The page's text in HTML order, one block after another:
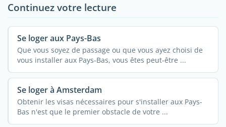
Continuez votre lecture
Se loger aux Pays-Bas
Que vous soyez de passage ou que vous ayez choisi de
vous installer aux Pays-Bas, vous êtes peut-être ...
Se loger à Amsterdam
Obtenir les visas nécessaires pour s'installer aux Pays-
Bas n'est que le premier obstacle de votre ...